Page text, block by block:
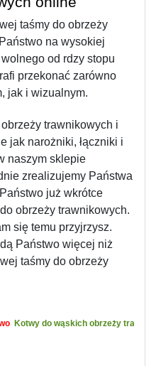
taśmy do obrzeży
na wysokiej
od rdzy stopu
przekonać zarówno
jak i wizualnym.
trawnikowych i
jak narożniki, łączniki i
naszym sklepie
zrealizujemy Państwa
już wkrótce
obrzeży trawnikowych.
się temu przyjrzysz.
Państwo więcej niż
taśmy do obrzeży
Kotwy do wąskich obrzeży